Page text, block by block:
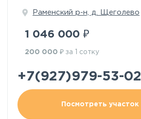
Раменский р-н, д. Щеголево
1 046 000 ₽
200 000 ₽ за 1 сотку
+7(927)979-53-02
Посмотреть участок